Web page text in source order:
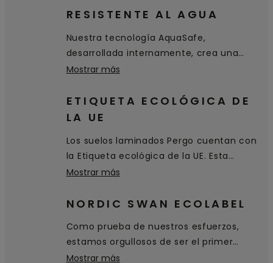
una excelente resistencia a los arañazos
fácil de limpiar.
RESISTENTE AL AGUA
Nuestra tecnología AquaSafe,
desarrollada internamente, crea una
superficie sellada 100 % hermética que
penetre en el suelo. Simplemente se
queda sobre la superficie y se puede
Mostrar más
ETIQUETA ECOLÓGICA DE
LA UE
Los suelos laminados Pergo cuentan con
la Etiqueta ecológica de la UE. Esta
certificación de excelencia
y servicios que cumplen con altos
de su ciclo de vida: desde la extracción
de materias primas hasta la producción,
Mostrar más
NORDIC SWAN ECOLABEL
Como prueba de nuestros esfuerzos,
estamos orgullosos de ser el primer
fabricante de suelos en recibir la
Mostrar más